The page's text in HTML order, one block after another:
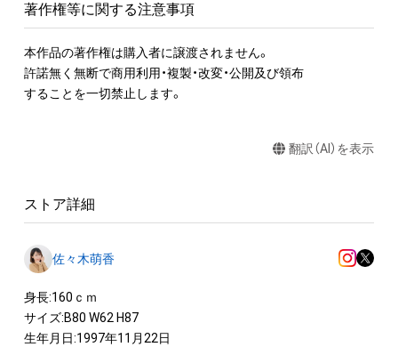
著作権等に関する注意事項
本作品の著作権は購入者に譲渡されません。
許諾無く無断で商用利用・複製・改変・公開及び領布
することを一切禁止します。
翻訳（AI）を表示
ストア詳細
佐々木萌香
身長:160ｃｍ
サイズ:B80 W62 H87
生年月日:1997年11月22日